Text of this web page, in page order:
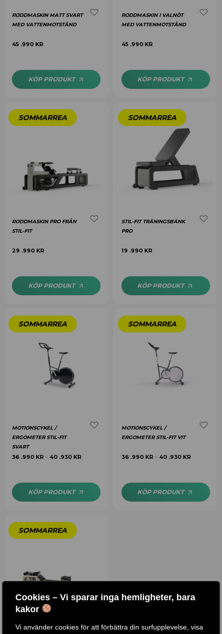
Cookies – Vi sparar inga hemligheter, bara
kakor
Vi använder cookies för att förbättra din surfupplevelse, visa
RODDMASKIN MATT SVART
MED VATTENMOTSTÅND
45 .990 KR
KÖP PRODUKT
RODDMASKIN I VALNÖT
MED VATTENMOTSTÅND
45 .990 KR
KÖP PRODUKT
RODDMASKIN PRO FRÅN
STIL-FIT
29 .990 KR
KÖP PRODUKT
STIL-FIT TRÄNINGSBÄNK
PRO
19 .990 KR
KÖP PRODUKT
MOTIONSCYKEL /
ERGOMETER STIL-FIT
SVART
36 .990 KR – 40 .930 KR
KÖP PRODUKT
MOTIONSCYKEL /
ERGOMETER STIL-FIT VIT
36 .990 KR – 40 .930 KR
KÖP PRODUKT